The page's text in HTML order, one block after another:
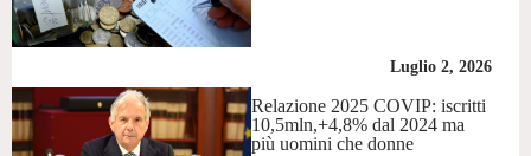
Luglio 2, 2026
Relazione 2025 COVIP: iscritti
10,5mln,+4,8% dal 2024 ma
più uomini che donne